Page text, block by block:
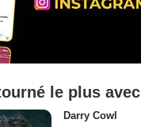
le plus
Darry Cowl